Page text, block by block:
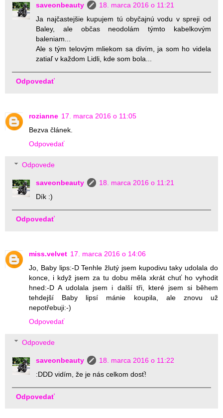
saveonbeauty
18. marca 2016 o 11:21
Ja najčastejšie kupujem tú obyčajnú vodu v spreji od
Baley, ale občas neodolám týmto kabelkovým
baleniam...
Ale s tým telovým mliekom sa divím, ja som ho videla
zatiaľ v každom Lidli, kde som bola...
Odpovedať
rozianne 17. marca 2016 o 11:05
Bezva článek.
Odpovedať
Odpovede
saveonbeauty
18. marca 2016 o 11:21
Dík :)
Odpovedať
miss.velvet 17. marca 2016 o 14:06
Jo, Baby lips:-D Tenhle žlutý jsem kupodivu taky udolala do
konce, i když jsem za tu dobu měla xkrát chuť ho vyhodit
hned:-D A udolala jsem i další tři, které jsem si během
tehdejší Baby lipsí mánie koupila, ale znovu už
nepotřebuji:-)
Odpovedať
Odpovede
saveonbeauty
18. marca 2016 o 11:22
:DDD vidím, že je nás celkom dosť!
Odpovedať